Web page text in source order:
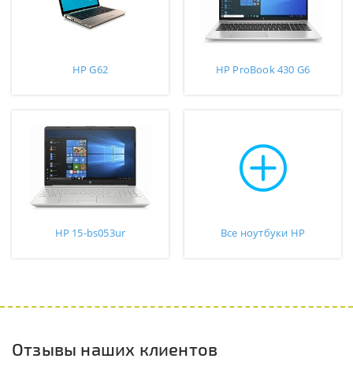
HP G62 HP ProBook 430 G6
HP 15-bs053ur Все ноутбуки HP
Отзывы наших клиентов